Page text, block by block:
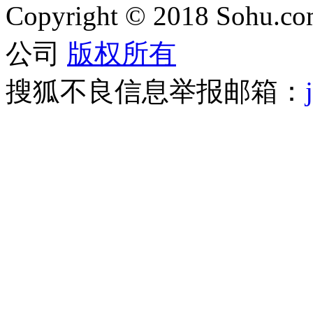
Copyright © 2018
公司 版权所有
搜狐不良信息举报邮箱：